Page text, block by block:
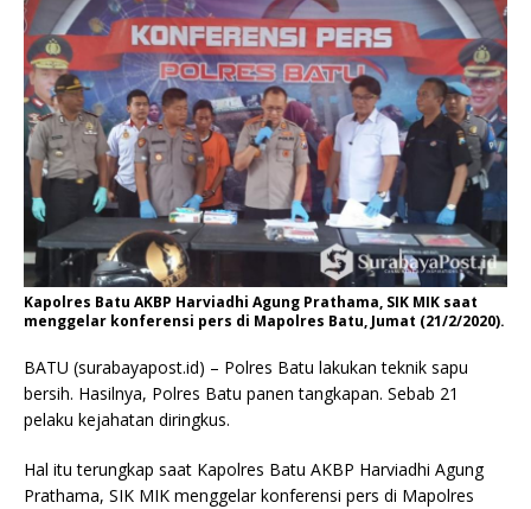
Kapolres Batu AKBP Harviadhi Agung Prathama, SIK MIK saat
menggelar konferensi pers di Mapolres Batu, Jumat (21/2/2020).
BATU (surabayapost.id) – Polres Batu lakukan teknik sapu
bersih. Hasilnya, Polres Batu panen tangkapan. Sebab 21
pelaku kejahatan diringkus.
Hal itu terungkap saat Kapolres Batu AKBP Harviadhi Agung
Prathama, SIK MIK menggelar konferensi pers di Mapolres